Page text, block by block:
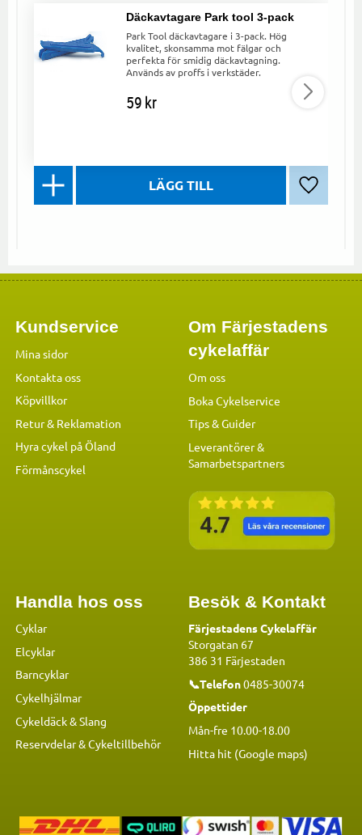
Däckavtagare Park tool 3-pack
Park Tool däckavtagare i 3-pack. Hög
kvalitet, skonsamma mot fälgar och
perfekta för smidig däckavtagning.
Används av proffs i verkstäder.
59kr
Lägg till
Kundservice
Mina sidor
Kontakta oss
Köpvillkor
Retur & Reklamation
Hyra cykel på Öland
Förmånscykel
Om Färjestadens
cykelaffär
Om oss
Boka Cykelservice
Tips & Guider
Leverantörer &
Samarbetspartners
Handla hos oss
Cyklar
Elcyklar
Barncyklar
Cykelhjälmar
Cykeldäck & Slang
Reservdelar&Cykeltillbehör
Besök & Kontakt
Färjestadens Cykelaffär
Storgatan 67
386 31 Färjestaden
📞Telefon0485-30074
Öppettider
Mån-fre 10.00-18.00
Hitta hit (Google maps)